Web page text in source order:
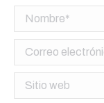
Nombre *
Correo electrónico
Sitio web